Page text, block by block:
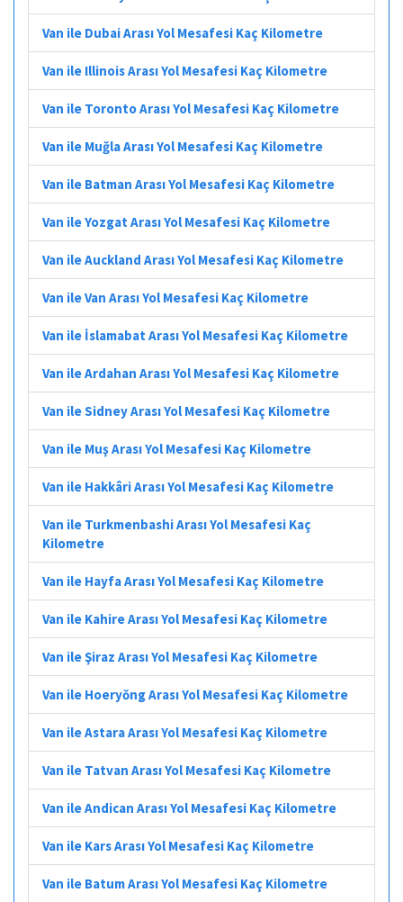
Van ile Dubai Arası Yol Mesafesi Kaç Kilometre
Van ile Illinois Arası Yol Mesafesi Kaç Kilometre
Van ile Toronto Arası Yol Mesafesi Kaç Kilometre
Van ile Muğla Arası Yol Mesafesi Kaç Kilometre
Van ile Batman Arası Yol Mesafesi Kaç Kilometre
Van ile Yozgat Arası Yol Mesafesi Kaç Kilometre
Van ile Auckland Arası Yol Mesafesi Kaç Kilometre
Van ile Van Arası Yol Mesafesi Kaç Kilometre
Van ile İslamabat Arası Yol Mesafesi Kaç Kilometre
Van ile Ardahan Arası Yol Mesafesi Kaç Kilometre
Van ile Sidney Arası Yol Mesafesi Kaç Kilometre
Van ile Muş Arası Yol Mesafesi Kaç Kilometre
Van ile Hakkâri Arası Yol Mesafesi Kaç Kilometre
Van ile Turkmenbashi Arası Yol Mesafesi Kaç
Kilometre
Van ile Hayfa Arası Yol Mesafesi Kaç Kilometre
Van ile Kahire Arası Yol Mesafesi Kaç Kilometre
Van ile Şiraz Arası Yol Mesafesi Kaç Kilometre
Van ile Hoeryŏng Arası Yol Mesafesi Kaç Kilometre
Van ile Astara Arası Yol Mesafesi Kaç Kilometre
Van ile Tatvan Arası Yol Mesafesi Kaç Kilometre
Van ile Andican Arası Yol Mesafesi Kaç Kilometre
Van ile Kars Arası Yol Mesafesi Kaç Kilometre
Van ile Batum Arası Yol Mesafesi Kaç Kilometre